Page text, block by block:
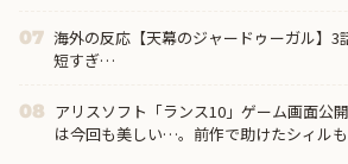
07 海外の反応【天幕のジャードゥーガル】3
短すぎ…
08 アリスソフト「ランス10」ゲーム画面公
は今回も美しい…。前作で助けたシィルも